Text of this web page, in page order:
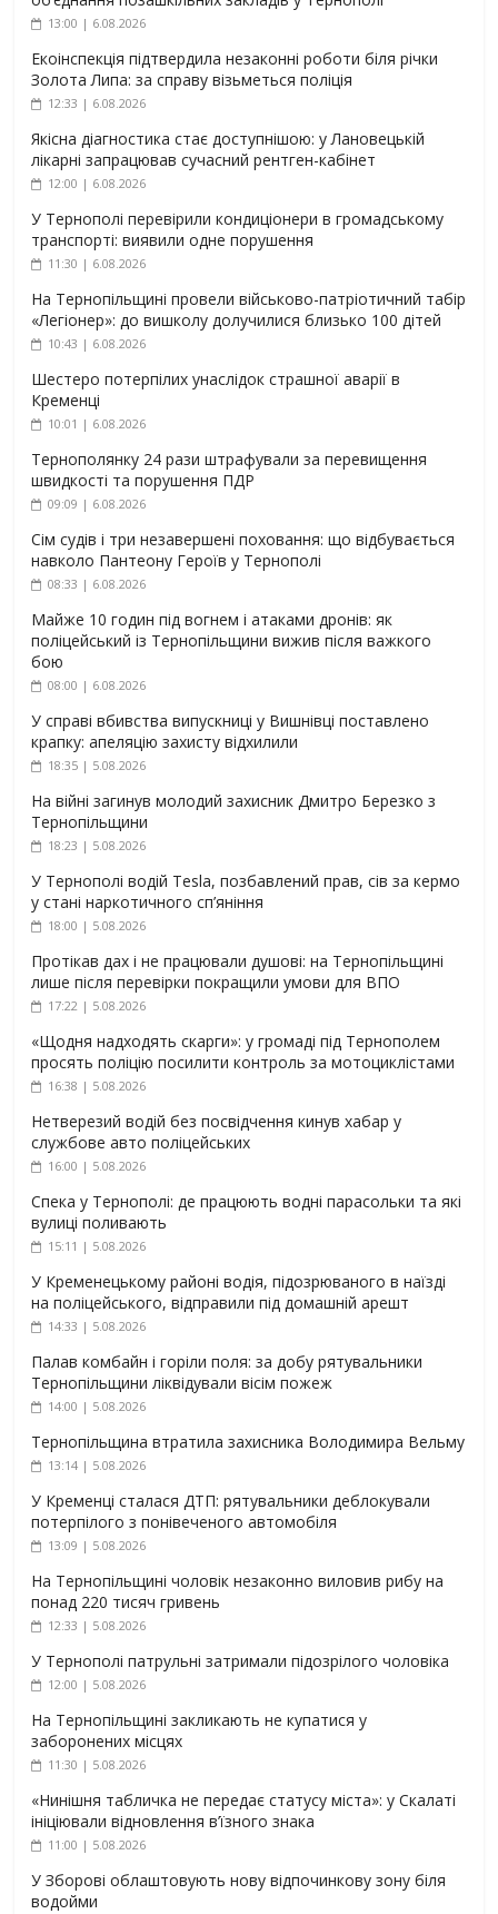
13:00 | 6.08.2026
Екоінспекція підтвердила незаконні роботи біля річки
Золота Липа: за справу візьметься поліція
12:33 | 6.08.2026
Якісна діагностика стає доступнішою: у Лановецькій
лікарні запрацював сучасний рентген-кабінет
12:00 | 6.08.2026
У Тернополі перевірили кондиціонери в громадському
транспорті: виявили одне порушення
11:30 | 6.08.2026
На Тернопільщині провели військово-патріотичний табір
«Легіонер»: до вишколу долучилися близько 100 дітей
10:43 | 6.08.2026
Шестеро потерпілих унаслідок страшної аварії в
Кременці
10:01 | 6.08.2026
Тернополянку 24 рази штрафували за перевищення
швидкості та порушення ПДР
09:09 | 6.08.2026
Сім судів і три незавершені поховання: що відбувається
навколо Пантеону Героїв у Тернополі
08:33 | 6.08.2026
Майже 10 годин під вогнем і атаками дронів: як
поліцейський із Тернопільщини вижив після важкого
бою
08:00 | 6.08.2026
У справі вбивства випускниці у Вишнівці поставлено
крапку: апеляцію захисту відхилили
18:35 | 5.08.2026
На війні загинув молодий захисник Дмитро Березко з
Тернопільщини
18:23 | 5.08.2026
У Тернополі водій Tesla, позбавлений прав, сів за кермо
у стані наркотичного сп’яніння
18:00 | 5.08.2026
Протікав дах і не працювали душові: на Тернопільщині
лише після перевірки покращили умови для ВПО
17:22 | 5.08.2026
«Щодня надходять скарги»: у громаді під Тернополем
просять поліцію посилити контроль за мотоциклістами
16:38 | 5.08.2026
Нетверезий водій без посвідчення кинув хабар у
службове авто поліцейських
16:00 | 5.08.2026
Спека у Тернополі: де працюють водні парасольки та які
вулиці поливають
15:11 | 5.08.2026
У Кременецькому районі водія, підозрюваного в наїзді
на поліцейського, відправили під домашній арешт
14:33 | 5.08.2026
Палав комбайн і горіли поля: за добу рятувальники
Тернопільщини ліквідували вісім пожеж
14:00 | 5.08.2026
Тернопільщина втратила захисника Володимира Вельму
13:14 | 5.08.2026
У Кременці сталася ДТП: рятувальники деблокували
потерпілого з понівеченого автомобіля
13:09 | 5.08.2026
На Тернопільщині чоловік незаконно виловив рибу на
понад 220 тисяч гривень
12:33 | 5.08.2026
У Тернополі патрульні затримали підозрілого чоловіка
12:00 | 5.08.2026
На Тернопільщині закликають не купатися у
заборонених місцях
11:30 | 5.08.2026
«Нинішня табличка не передає статусу міста»: у Скалаті
ініціювали відновлення в’їзного знака
11:00 | 5.08.2026
У Зборові облаштовують нову відпочинкову зону біля
водойми